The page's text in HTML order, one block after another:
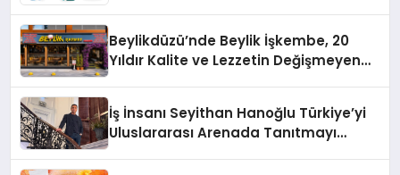
Beylikdüzü’nde Beylik İşkembe, 20
Yıldır Kalite ve Lezzetin Değişmeyen
İş İnsanı Seyithan Hanoğlu Türkiye’yi
Uluslararası Arenada Tanıtmayı